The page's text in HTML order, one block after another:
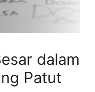
dalam
Patut